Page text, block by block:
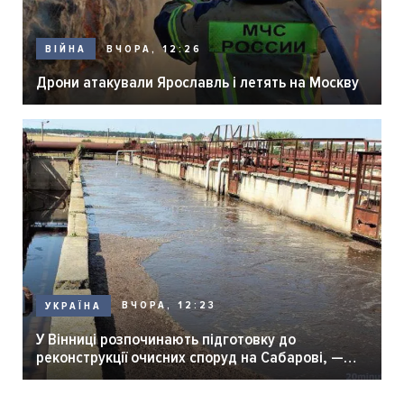
ВІЙНА ВЧОРА, 12:26
Дрони атакували Ярославль і летять на Москву
УКРАЇНА ВЧОРА, 12:23
У Вінниці розпочинають підготовку до
реконструкції очисних споруд на Сабарові, —
мер Вінниці.